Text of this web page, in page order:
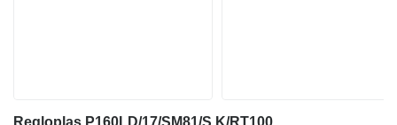
Regloplas P160LD/17/SM81/S K/RT100